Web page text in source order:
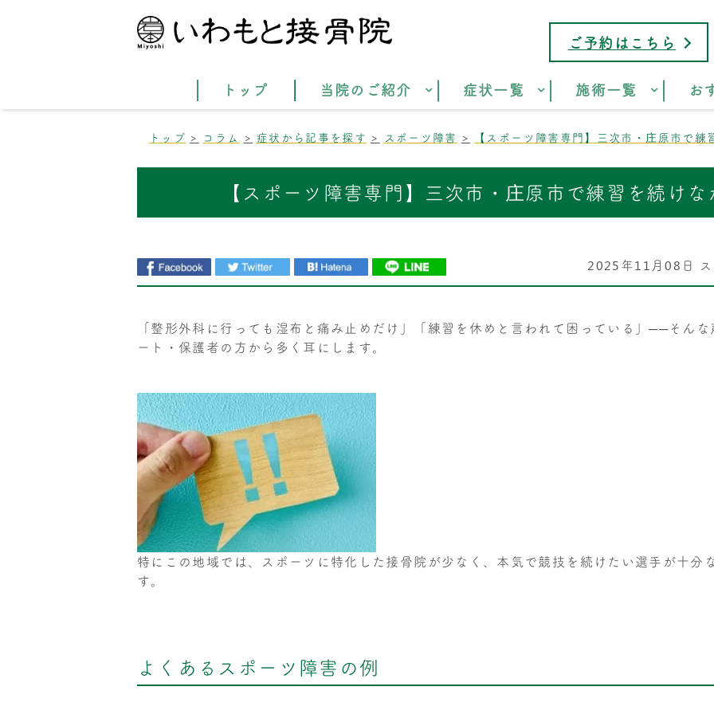
ご予約はこちら
トップ 当院のご紹介 症状一覧 施術一覧 お
トップ コラム 症状から記事を探す スポーツ障害 【スポーツ障害専門】三次市・庄原市で練
【スポーツ障害専門】三次市・庄原市で練習を続け
2025年11月08日
「整形外科に行っても湿布と痛み止めだけ」「練習を休めと言われて困っている」──そん
ート・保護者の方から多く耳にします。
特にこの地域では、スポーツに特化した接骨院が少なく、本気で競技を続けたい選手が十分
す。
よくあるスポーツ障害の例